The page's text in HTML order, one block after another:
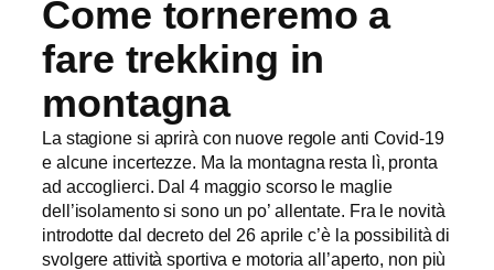
Come torneremo a
fare trekking in
montagna
La stagione si aprirà con nuove regole anti Covid-19
e alcune incertezze. Ma la montagna resta lì, pronta
ad accoglierci. Dal 4 maggio scorso le maglie
dell’isolamento si sono un po’ allentate. Fra le novità
introdotte dal decreto del 26 aprile c’è la possibilità di
svolgere attività sportiva e motoria all’aperto, non più